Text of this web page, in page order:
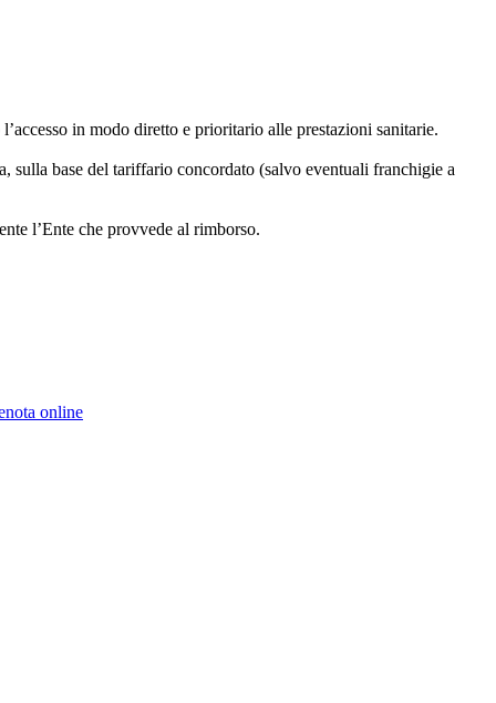
in modo diretto e prioritario alle prestazioni sanitarie.
sulla base del tariffario concordato (salvo eventuali franchigie a
l’Ente che provvede al rimborso.
online